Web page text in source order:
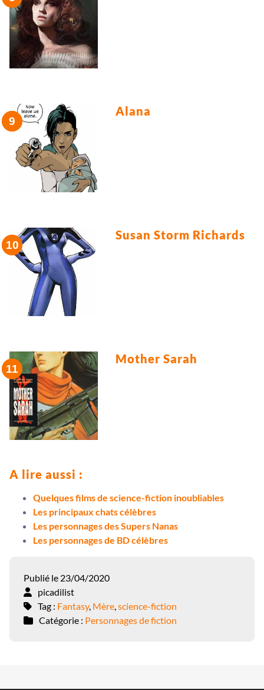
Alana
Susan Storm Richards
Mother Sarah
A lire aussi :
Quelques films de science-fiction inoubliables
Les principaux chats célèbres
Les personnages des Supers Nanas
Les personnages de BD célèbres
Publié le 23/04/2020
picadilist
Tag : Fantasy, Mère,science-fiction
Catégorie : Personnages de fiction